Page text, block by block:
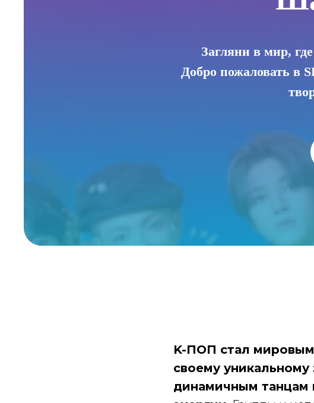
Загляни в мир,
Добро пожаловать в
K-ПОП стал
своему уникальному
динамичным танцам